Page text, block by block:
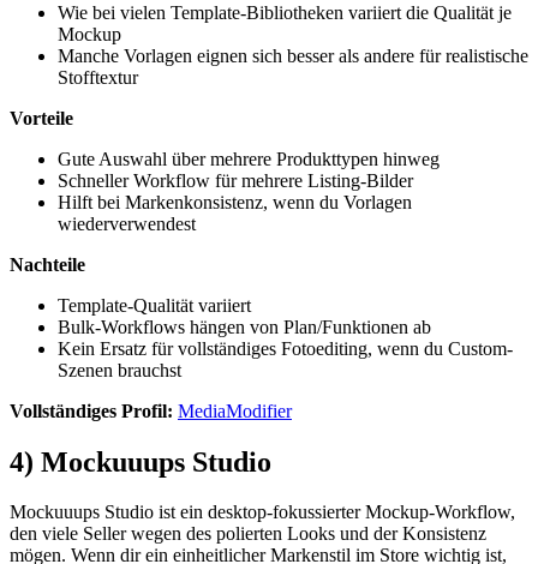
Wie bei vielen Template-Bibliotheken variiert die Qualität je
Mockup
Manche Vorlagen eignen sich besser als andere für realistische
Stofftextur
Vorteile
Gute Auswahl über mehrere Produkttypen hinweg
Schneller Workflow für mehrere Listing-Bilder
Hilft bei Markenkonsistenz, wenn du Vorlagen
wiederverwendest
Nachteile
Template-Qualität variiert
Bulk-Workflows hängen von Plan/Funktionen ab
Kein Ersatz für vollständiges Fotoediting, wenn du Custom-
Szenen brauchst
Vollständiges Profil: MediaModifier
4) Mockuuups Studio
Mockuuups Studio ist ein desktop-fokussierter Mockup-Workflow,
den viele Seller wegen des polierten Looks und der Konsistenz
mögen. Wenn dir ein einheitlicher Markenstil im Store wichtig ist,